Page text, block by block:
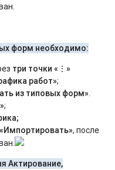
форм необходимо:
три точки «⋮»
работ»;
из типовых форм».
;
«Импортировать», после
Актирование,